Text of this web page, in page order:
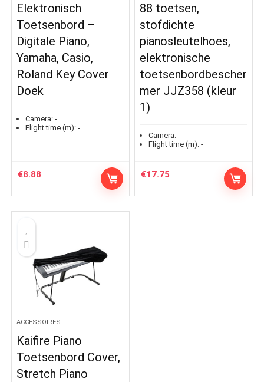
Elektronisch
Toetsenbord –
Digitale Piano,
Yamaha, Casio,
Roland Key Cover
Doek
Camera: -
Flight time (m): -
€8.88
88 toetsen,
stofdichte
pianosleutelhoes,
elektronische
toetsenbordbescher
mer JJZ358 (kleur
1)
Camera: -
Flight time (m): -
€17.75
ACCESSOIRES
Kaifire Piano
Toetsenbord Cover,
Stretch Piano